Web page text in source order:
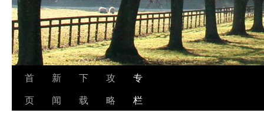
首
页
新
闻
下
载
攻
略
专
栏